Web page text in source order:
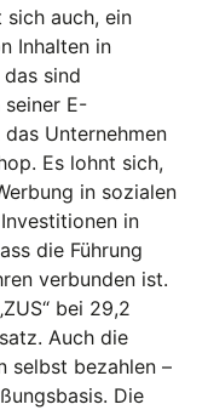
sich auch, ein
Inhalten in
sind
seiner E-
Unternehmen
Es lohnt sich,
in sozialen
in
die Führung
verbunden ist.
bei 29,2
Auch die
selbst bezahlen –
Die